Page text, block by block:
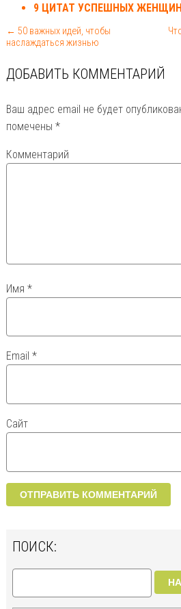
9 ЦИТАТ УСПЕШНЫХ ЖЕНЩИН
← 50 важных идей, чтобы
наслаждаться жизнью
ДОБАВИТЬ КОММЕНТАРИЙ
Ваш адрес email не будет
помечены *
Комментарий
Имя *
Email *
Сайт
ПОИСК: